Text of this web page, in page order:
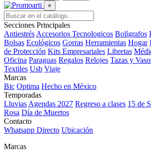
×
Secciones Principales
Antiestrés Accesorios Tecnologicos Bolígrafos
Bolsas Ecológicos Gorras Herramientas Hogar
de Protección Kits Empresariales Libretas
Oficina Paraguas Regalos Relojes Tazas y
Textiles Usb Viaje
Marcas
Bic Optima Hecho en México
Temporadas
Lluvias Agendas 2027 Regreso a clases 15 de
Rosa Día de Muertos
Contacto
Whatsapp Directo Ubicación
Marcas